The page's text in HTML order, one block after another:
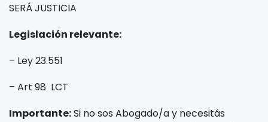
SERÁ JUSTICIA
Legislación relevante:
– Ley 23.551
– Art 98 LCT
Importante:Si no sos Abogado/a y necesitás